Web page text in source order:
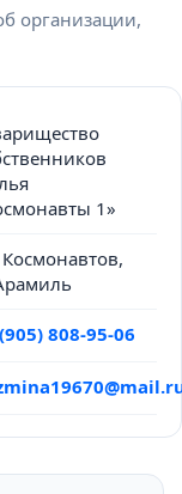
организации,
1»
808-95-06